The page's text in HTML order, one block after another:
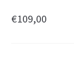
€109,00